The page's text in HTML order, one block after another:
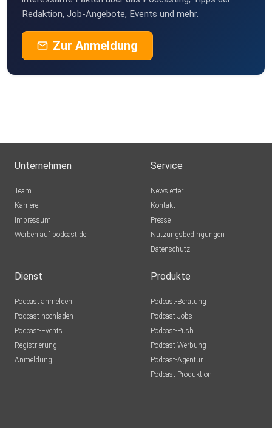
Redaktion, Job-Angebote, Events und mehr.
Zur Anmeldung
Unternehmen
Team
Karriere
Impressum
Werben auf podcast.de
Service
Newsletter
Kontakt
Presse
Nutzungsbedingungen
Datenschutz
Dienst
Podcast anmelden
Podcast hochladen
Podcast-Events
Registrierung
Anmeldung
Produkte
Podcast-Beratung
Podcast-Jobs
Podcast-Push
Podcast-Werbung
Podcast-Agentur
Podcast-Produktion